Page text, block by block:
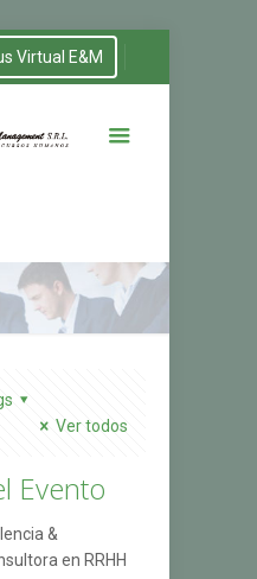
Virtual E&M
Ver todos
Evento
&
en RRHH